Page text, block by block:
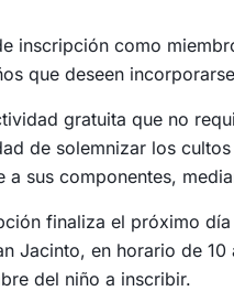
inscripción como
que deseen
gratuita que no
de solemnizar los
a sus componentes,
finaliza el próximo
Jacinto, en horario de
del niño a inscribir.